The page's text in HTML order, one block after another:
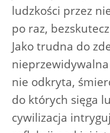
ludzkości przez
po raz,
Jako trudna do
nie odkryta,
do których sięga
cywilizacja